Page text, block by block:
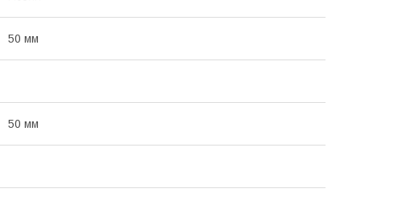
50 мм
50 мм